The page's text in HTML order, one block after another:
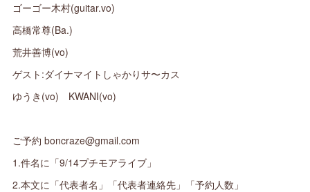
ゴーゴー木村(guitar.vo)
高橋常尊(Ba.)
荒井善博(vo)
ゲスト:ダイナマイトしゃかりサ〜カス
ゆうき(vo) KWANI(vo)
ご予約 boncraze@gmail.com
1.件名に「9/14プチモアライブ」
2.本文に「代表者名」「代表者連絡先」「予約人数」